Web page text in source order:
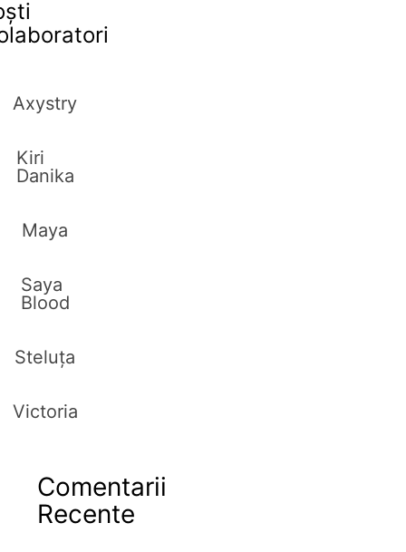
Axystry
Kiri
Danika
Maya
Saya
Blood
Steluța
Victoria
Comentarii
Recente